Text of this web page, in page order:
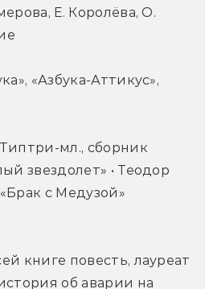
Е. Королёва, О.
«Азбука-Аттикус»,
мл., сборник
звездолет» • Теодор
с Медузой»
книге повесть, лауреат
об аварии на